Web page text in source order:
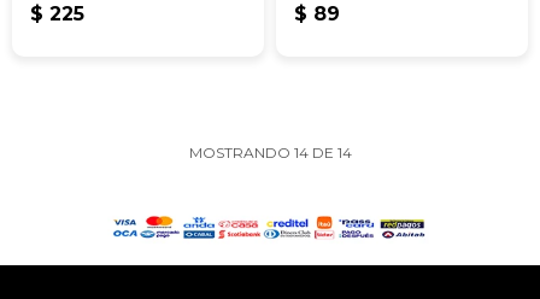
$ 225 $ 89
MOSTRANDO 14DE 14